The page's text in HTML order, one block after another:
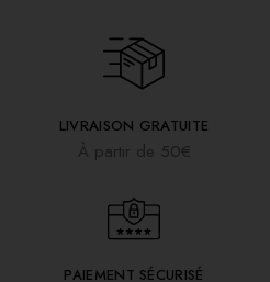
LIVRAISON GRATUITE
À partir de 50€
PAIEMENT SÉCURISÉ